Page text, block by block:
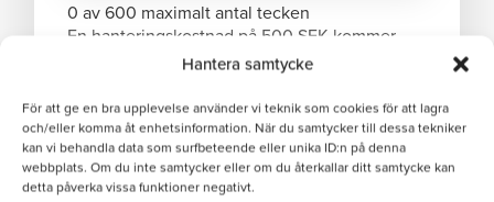
Hantera samtycke
För att ge en bra upplevelse använder vi teknik som cookies för att lagra
och/eller komma åt enhetsinformation. När du samtycker till dessa tekniker
kan vi behandla data som surfbeteende eller unika ID:n på denna
webbplats. Om du inte samtycker eller om du återkallar ditt samtycke kan
detta påverka vissa funktioner negativt.
0 av 600 maximalt antal tecken
En hanteringskostnad på 500 SEK kommer
debiteras om ordervärdet understiger 1000